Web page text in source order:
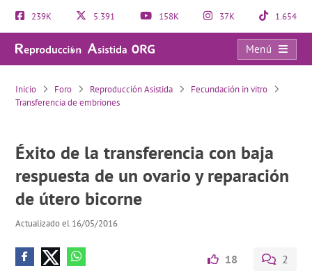
239K 5.391 158K 37K 1.654
Menú
Éxito de la transferencia con baja respuesta de un ovario y reparación de útero bicorne
Inicio Foro Reproducción Asistida
Fecundación in vitro
Transferencia de embriones
Éxito de la transferencia con baja
respuesta de un ovario y reparación
de útero bicorne
Actualizado el 16/05/2016
18 2